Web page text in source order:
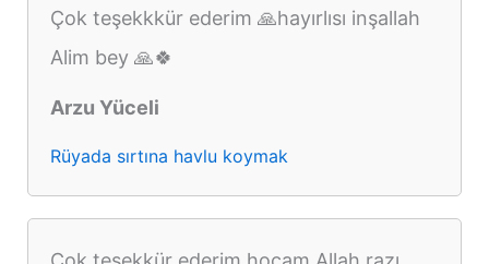
Çok teşekkkür ederim 🙏hayırlısı inşallah
Alim bey 🙏🍀
Arzu Yüceli
Rüyada sırtına havlu koymak